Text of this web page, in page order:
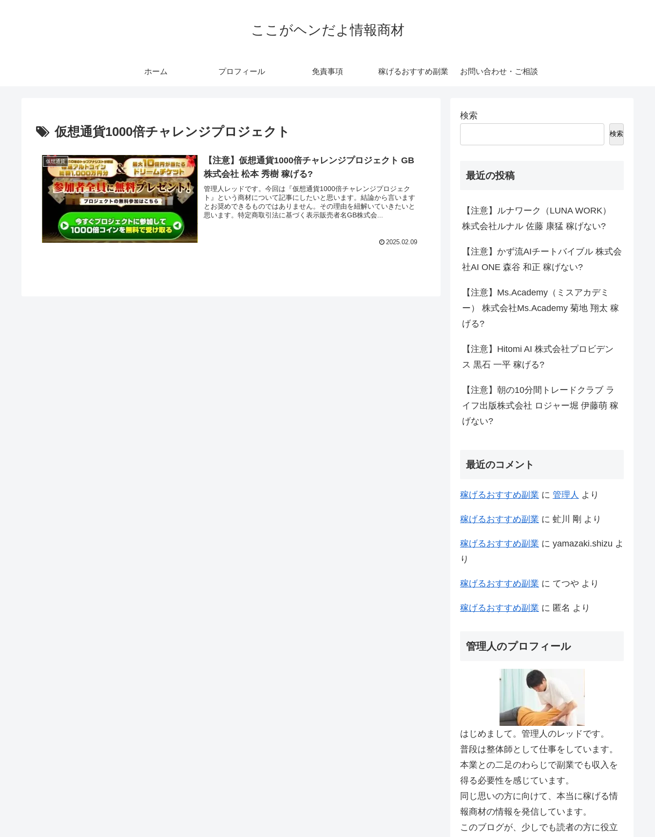
ここがヘンだよ情報商材
ホーム プロフィール 免責事項 稼げるおすすめ副業 お問い合わせ・ご相談
仮想通貨1000倍チャレンジプロジェクト
仮想通貨
【注意】仮想通貨1000倍チャレンジプロジェクト GB
株式会社 松本 秀樹 稼げる?
管理人レッドです。今回は『仮想通貨1000倍チャレンジプロジェク
ト』という商材について記事にしたいと思います。結論から言います
とお奨めできるものではありません。その理由を紐解いていきたいと
思います。特定商取引法に基づく表示販売者名GB株式会...
2025.02.09
検索
検索
最近の投稿
【注意】ルナワーク（LUNA WORK）
株式会社ルナル 佐藤 康猛 稼げない?
【注意】かず流AIチートバイブル 株式会
社AI ONE 森谷 和正 稼げない?
【注意】Ms.Academy（ミスアカデミ
ー） 株式会社Ms.Academy 菊地 翔太 稼
げる?
【注意】Hitomi AI 株式会社プロビデン
ス 黒石 一平 稼げる?
【注意】朝の10分間トレードクラブ ラ
イフ出版株式会社 ロジャー堀 伊藤萌 稼
げない?
最近のコメント
稼げるおすすめ副業 に 管理人 より
稼げるおすすめ副業 に 虻川 剛 より
稼げるおすすめ副業 に yamazaki.shizu よ
り
稼げるおすすめ副業 に てつや より
稼げるおすすめ副業 に 匿名 より
管理人のプロフィール
はじめまして。管理人のレッドです。
普段は整体師として仕事をしています。
本業との二足のわらじで副業でも収入を
得る必要性を感じています。
同じ思いの方に向けて、本当に稼げる情
報商材の情報を発信しています。
このブログが、少しでも読者の方に役立